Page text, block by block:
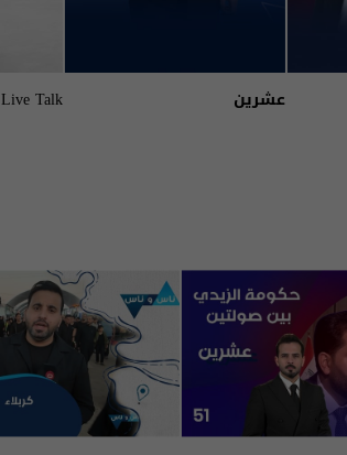
عشرين Live Talk